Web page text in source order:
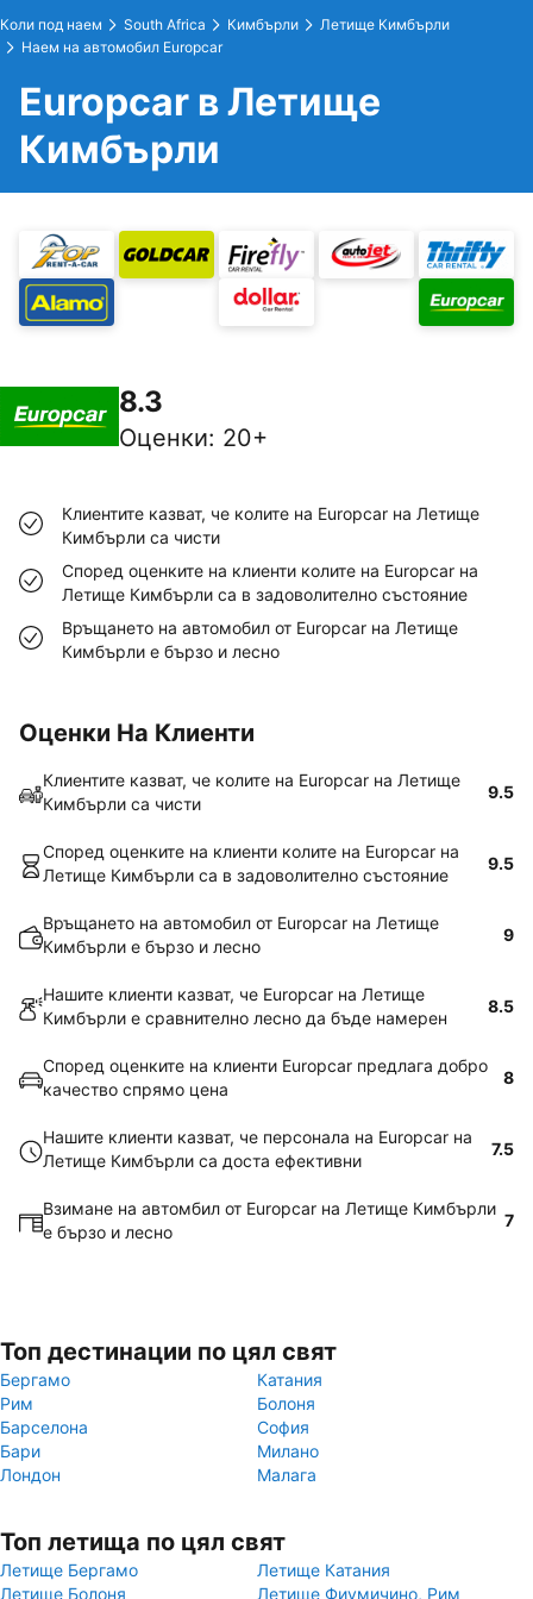
Коли под наем South Africa Кимбърли
Летище Кимбърли
Наем на автомобил Europcar
Europcar в Летище
Кимбърли
8.3
Оценки: 20+
Клиентите казват, че колите на Europcar на Летище
Кимбърли са чисти
Според оценките на клиенти колите на Europcar на
Летище Кимбърли са в задоволително състояние
Връщането на автомобил от Europcar на Летище
Кимбърли е бързо и лесно
Оценки На Клиенти
Клиентите казват, че колите на Europcar на Летище
Кимбърли са чисти
9.5
Според оценките на клиенти колите на Europcar на
Летище Кимбърли са в задоволително състояние
9.5
Връщането на автомобил от Europcar на Летище
Кимбърли е бързо и лесно
9
Нашите клиенти казват, че Europcar на Летище
Кимбърли е сравнително лесно да бъде намерен
8.5
Според оценките на клиенти Europcar предлага добро
качество спрямо цена
8
Нашите клиенти казват, че персонала на Europcar на
Летище Кимбърли са доста ефективни
7.5
Взимане на автомбил от Europcar на Летище Кимбърли
е бързо и лесно
7
Топ дестинации по цял свят
Бергамо
Катания
Рим
Болоня
Барселона
София
Бари
Милано
Лондон
Малага
Топ летища по цял свят
Летище Бергамо
Летище Катания
Летище Болоня
Летище Фиумичино, Рим